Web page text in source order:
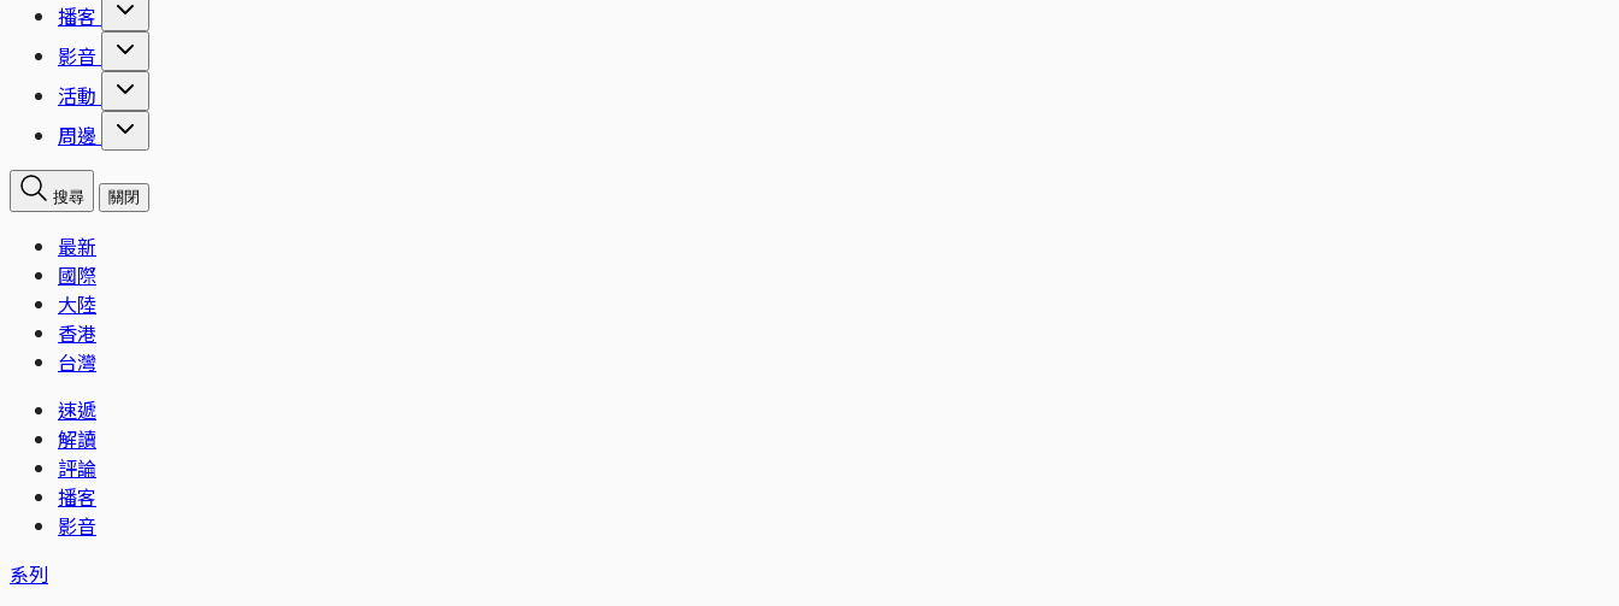
播客
影音
活動
周邊
搜尋 關閉
最新
國際
大陸
香港
台灣
速遞
解讀
評論
播客
影音
系列